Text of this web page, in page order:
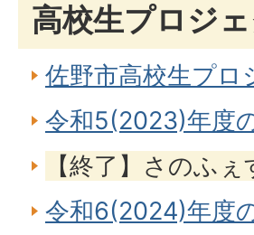
高校生プロジ
佐野市高校生プ
令和5(2023)年度
【終了】さのふ
令和6(2024)年度